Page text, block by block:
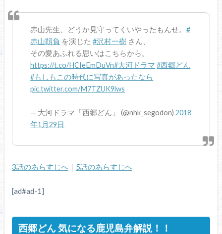
赤山先生、どうか見守ってくいやったもんせ。#
赤山靱負 を演じた#沢村一樹 さん、
その愛あふれる思いはこちらから。
https://t.co/HCIeEmDuVn#大河ドラマ #西郷どん
#もしもこの時代に写真があったなら
pic.twitter.com/M7TZUK9lws
— 大河ドラマ「西郷どん」 (@nhk_segodon)2018
年1月29日
3話のあらすじへ｜ 5話のあらすじへ
[ad#ad-1]
西郷どん 気になる鹿児島弁解説！！